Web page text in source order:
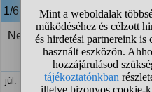
1/6 anonim
Nem! nagyon nem illik
júl. 8. 12:04